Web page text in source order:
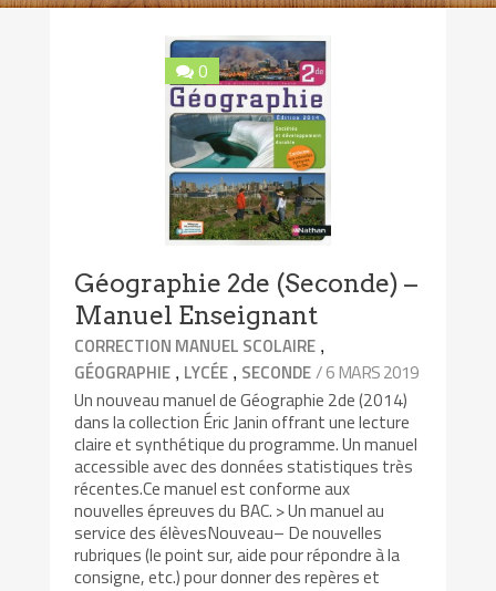
0
Géographie 2de (Seconde) –
Manuel Enseignant
CORRECTION MANUEL SCOLAIRE ,
GÉOGRAPHIE , LYCÉE , SECONDE/ 6 MARS 2019
Un nouveau manuel de Géographie 2de (2014)
dans la collection Éric Janin offrant une lecture
claire et synthétique du programme. Un manuel
accessible avec des données statistiques très
récentes.Ce manuel est conforme aux
nouvelles épreuves du BAC. > Un manuel au
service des élèvesNouveau– De nouvelles
rubriques (le point sur, aide pour répondre à la
consigne, etc.) pour donner des repères et